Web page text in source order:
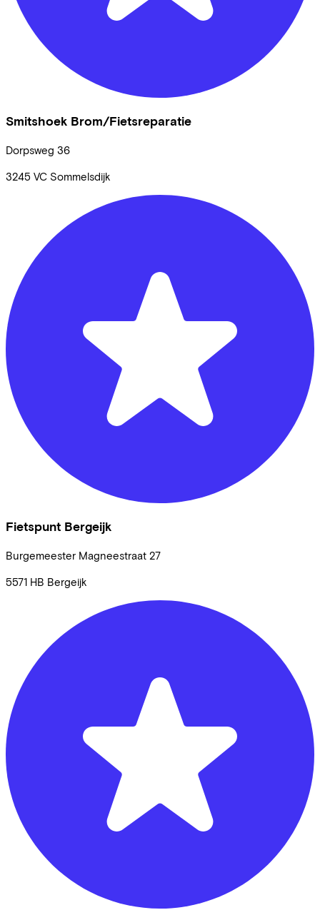
Smitshoek Brom/Fietsreparatie
Dorpsweg 36
3245 VC Sommelsdijk
Fietspunt Bergeijk
Burgemeester Magneestraat 27
5571 HB Bergeijk